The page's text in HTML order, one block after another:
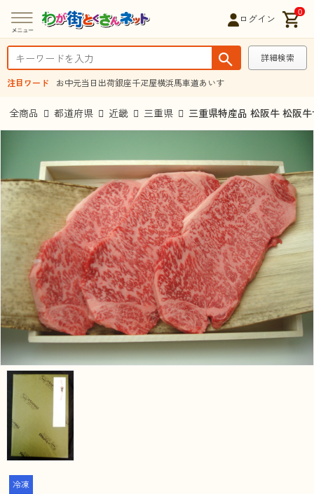
ログイン
0
詳細検索
注目ワード お中元当日出荷銀座千疋屋横浜馬車道あいす
全商品 都道府県 近畿 三重県 三重県特産品 松阪牛 松阪
冷凍